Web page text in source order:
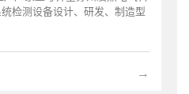
检测设备设计、研发、制造型
→